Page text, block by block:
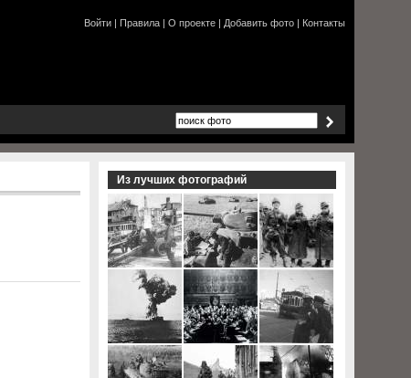
Войти | Правила | О проекте | Добавить фото | Контакты
Из лучших фотографий